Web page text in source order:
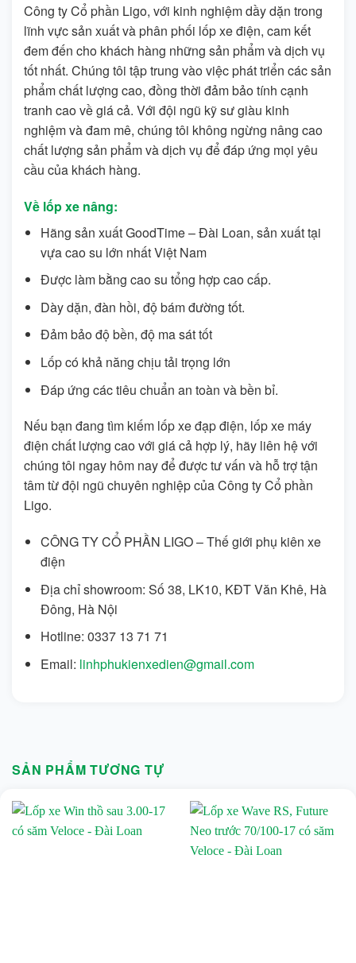
Công ty Cổ phần Ligo, với kinh nghiệm dầy dặn trong
lĩnh vực sản xuất và phân phối lốp xe điện, cam kết
đem đến cho khách hàng những sản phẩm và dịch vụ
tốt nhất. Chúng tôi tập trung vào việc phát triển các sản
phẩm chất lượng cao, đồng thời đảm bảo tính cạnh
tranh cao về giá cả. Với đội ngũ kỹ sư giàu kinh
nghiệm và đam mê, chúng tôi không ngừng nâng cao
chất lượng sản phẩm và dịch vụ để đáp ứng mọi yêu
cầu của khách hàng.
Về lốp xe nâng:
Hãng sản xuất GoodTime – Đài Loan, sản xuất tại
vựa cao su lớn nhất Việt Nam
Được làm bằng cao su tổng hợp cao cấp.
Dày dặn, đàn hồi, độ bám đường tốt.
Đảm bảo độ bền, độ ma sát tốt
Lốp có khả năng chịu tải trọng lớn
Đáp ứng các tiêu chuẩn an toàn và bền bỉ.
Nếu bạn đang tìm kiếm lốp xe đạp điện, lốp xe máy
điện chất lượng cao với giá cả hợp lý, hãy liên hệ với
chúng tôi ngay hôm nay để được tư vấn và hỗ trợ tận
tâm từ đội ngũ chuyên nghiệp của Công ty Cổ phần
Ligo.
CÔNG TY CỔ PHẦN LIGO – Thế giới phụ kiên xe
điện
Địa chỉ showroom: Số 38, LK10, KĐT Văn Khê, Hà
Đông, Hà Nội
Hotline: 0337 13 71 71
Email: linhphukienxedien@gmail.com
SẢN PHẨM TƯƠNG TỰ